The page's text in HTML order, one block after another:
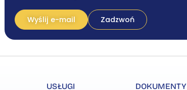
Wyślij e-mail Zadzwoń
USŁUGI DOKUMENTY